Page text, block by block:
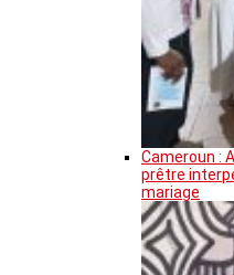
Cameroun :
prêtre
mariage